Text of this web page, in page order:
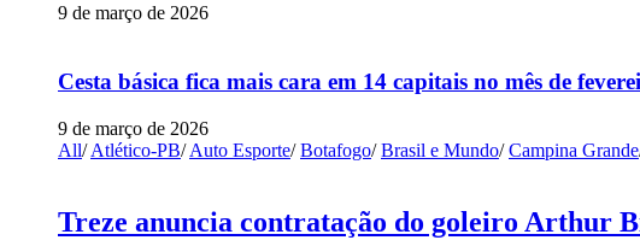
9 de março de 2026
Cesta básica fica mais cara em 14 capitais no mês de
9 de março de 2026
All/ Atlético-PB/ Auto Esporte/ Botafogo/ Brasil e Mundo/ Campina Grande
Treze anuncia contratação do goleiro Arthur